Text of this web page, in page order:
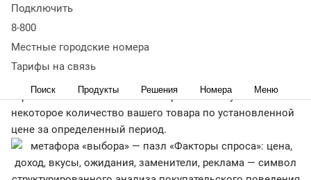
Подключить
8-800
Местные городские номера
Тарифы на связь
Поиск Продукты Решения Номера Меню
продаж.
Что такое спрос?
стремление и возможности потребителей купить
некоторое количество вашего товара по установленной
цене за определенный период.